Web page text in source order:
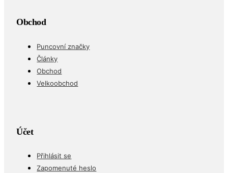
Obchod
Puncovní značky
Články
Obchod
Velkoobchod
Účet
Přihlásit se
Zapomenuté heslo